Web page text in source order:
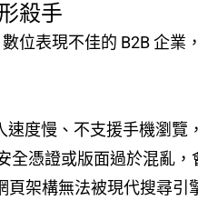
殺手
位表現不佳的 B2B 企
速度慢、不支援手機瀏覽
全憑證或版面過於混亂
頁架構無法被現代搜尋引